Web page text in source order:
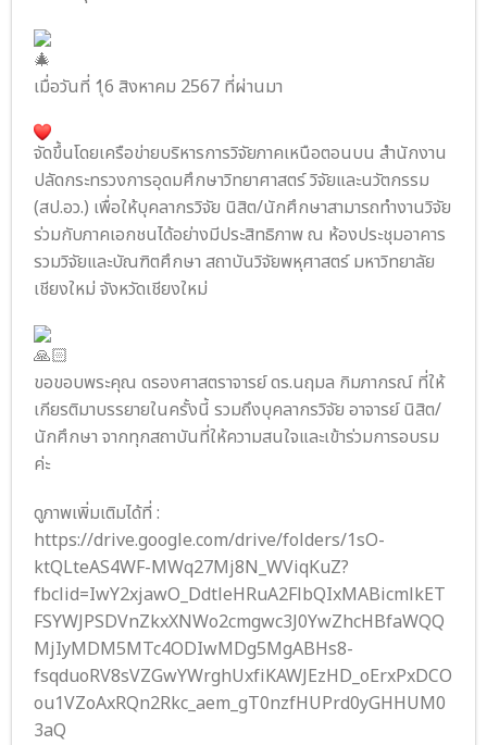
เมื่อวันที่ 1ุ6 สิงหาคม 2567 ที่ผ่านมา
จัดขึ้นโดยเครือข่ายบริหารการวิจัยภาคเหนือตอนบน สำนักงาน
ปลัดกระทรวงการอุดมศึกษาวิทยาศาสตร์ วิจัยและนวัตกรรม
(สป.อว.) เพื่อให้บุคลากรวิจัย นิสิต/นักศึกษาสามารถทำงานวิจัย
ร่วมกับภาคเอกชนได้อย่างมีประสิทธิภาพ ณ ห้องประชุมอาคาร
รวมวิจัยและบัณฑิตศึกษา สถาบันวิจัยพหุศาสตร์ มหาวิทยาลัย
เชียงใหม่ จังหวัดเชียงใหม่
ขอขอบพระคุณ ดรองศาสตราจารย์ ดร.นฤมล กิมภากรณ์ ที่ให้
เกียรติมาบรรยายในครั้งนี้ รวมถึงบุคลากรวิจัย อาจารย์ นิสิต/
นักศึกษา จากทุกสถาบันที่ให้ความสนใจและเข้าร่วมการอบรม
ค่ะ
ดูภาพเพิ่มเติมได้ที่ :
https://drive.google.com/drive/folders/1sO-
ktQLteAS4WF-MWq27Mj8N_WViqKuZ?
fbclid=IwY2xjawO_DdtleHRuA2FlbQIxMABicmlkET
FSYWJPSDVnZkxXNWo2cmgwc3J0YwZhcHBfaWQQ
MjIyMDM5MTc4ODIwMDg5MgABHs8-
fsqduoRV8sVZGwYWrghUxfiKAWJEzHD_oErxPxDCO
ou1VZoAxRQn2Rkc_aem_gT0nzfHUPrd0yGHHUM0
3aQ